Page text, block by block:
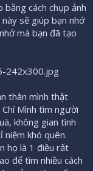
cách chụp ảnh
sẽ giúp bạn nhớ
mà bạn đã tạo
thân mình thật
Mình tìm người
không gian tình
niệm khó quên.
họ là 1 điều rất
để tìm nhiều cách